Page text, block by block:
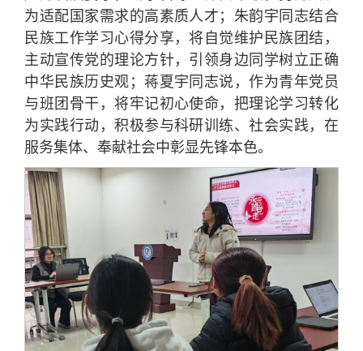
为适配国家需求的高素质人才；朱韵宇同志结合
民族工作学习心得分享，将自觉维护民族团结，
主动宣传党的理论方针，引领身边同学树立正确
中华民族历史观；蒋夏宇同志说，作为青年党员
与班团骨干，将牢记初心使命，把理论学习转化
为实践行动，积极参与科研训练、社会实践，在
服务集体、奉献社会中彰显先锋本色。